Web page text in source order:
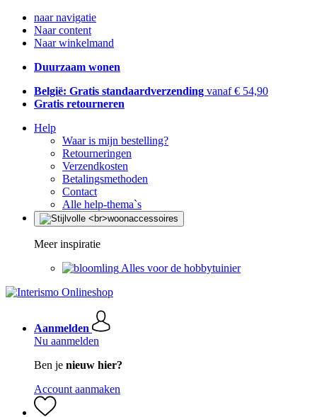
naar navigatie
Naar content
Naar winkelmand
Duurzaam wonen
België: Gratis standaardverzending vanaf € 54,90
Gratis retourneren
Help
Waar is mijn bestelling?
Retourneringen
Verzendkosten
Betalingsmethoden
Contact
Alle help-thema`s
Meer inspiratie
Alles voor de hobbytuinier
Aanmelden
Nu aanmelden
Ben je nieuw hier?
Account aanmaken